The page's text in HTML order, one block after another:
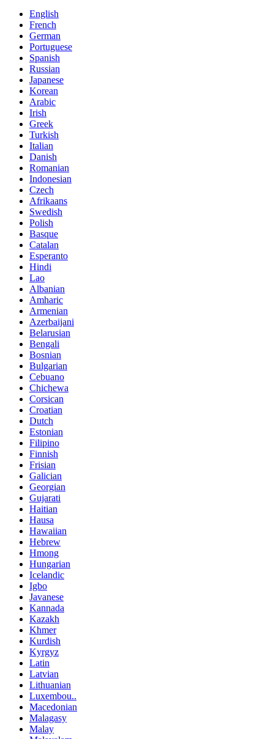
English
French
German
Portuguese
Spanish
Russian
Japanese
Korean
Arabic
Irish
Greek
Turkish
Italian
Danish
Romanian
Indonesian
Czech
Afrikaans
Swedish
Polish
Basque
Catalan
Esperanto
Hindi
Lao
Albanian
Amharic
Armenian
Azerbaijani
Belarusian
Bengali
Bosnian
Bulgarian
Cebuano
Chichewa
Corsican
Croatian
Dutch
Estonian
Filipino
Finnish
Frisian
Galician
Georgian
Gujarati
Haitian
Hausa
Hawaiian
Hebrew
Hmong
Hungarian
Icelandic
Igbo
Javanese
Kannada
Kazakh
Khmer
Kurdish
Kyrgyz
Latin
Latvian
Lithuanian
Luxembou..
Macedonian
Malagasy
Malay